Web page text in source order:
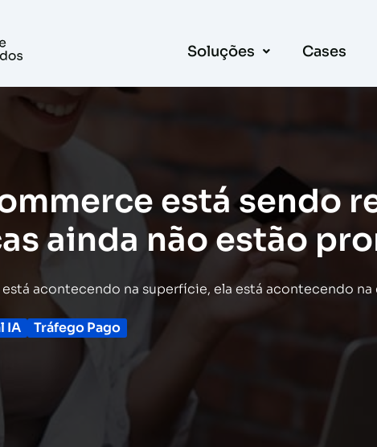
Soluções Cases
está sendo
ainda não estão
acontecendo na superfície, ela está acontecendo
IA
Tráfego Pago